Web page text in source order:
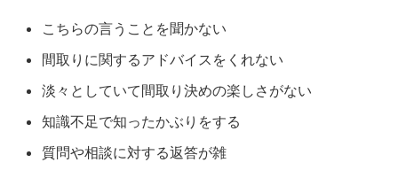
こちらの言うことを聞かない
間取りに関するアドバイスをくれない
淡々としていて間取り決めの楽しさがない
知識不足で知ったかぶりをする
質問や相談に対する返答が雑